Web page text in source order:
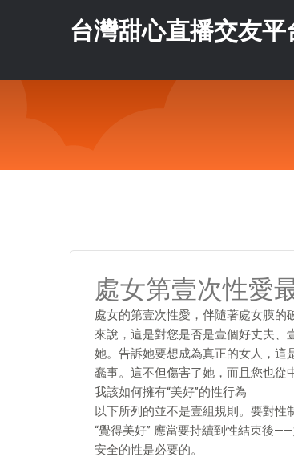
台灣甜心直播交友平
處女第壹次性愛
處女的第壹次性愛，伴隨著處女膜的
來說，這是對您是否是壹個好丈夫
她。告訴她要想成為真正的女人，這
蠢事。這不但傷害了她，而且您也從
我該如何擁有“美好”的性行為
以下所列的並不是壹組規則。要對
“覺得美好” 應當要持續到性結束後
安全的性是必要的。